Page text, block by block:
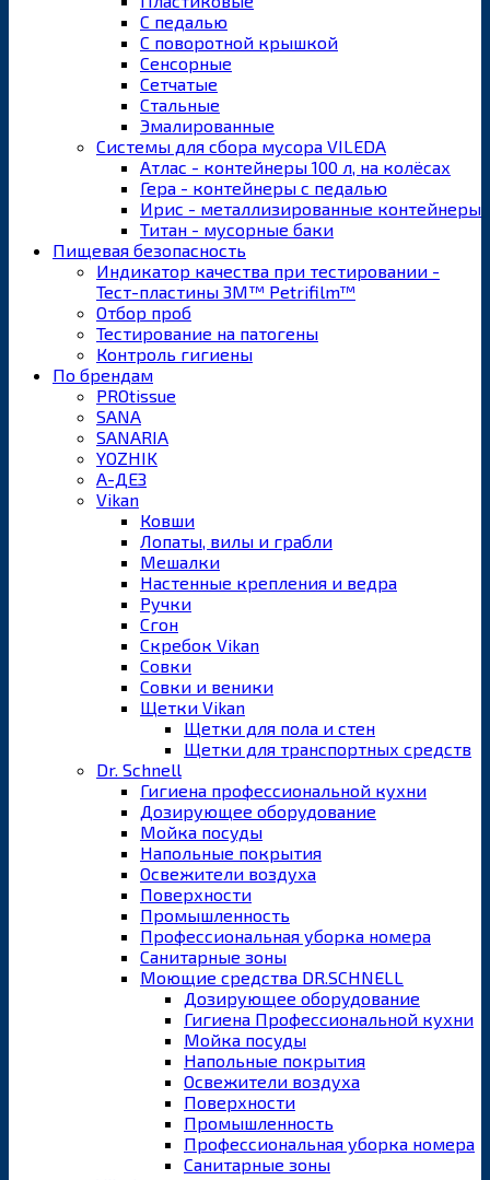
С педалью
С поворотной крышкой
Сенсорные
Сетчатые
Стальные
Эмалированные
Системы для сбора мусора VILEDA
Атлас - контейнеры 100 л, на колёсах
Гера - контейнеры с педалью
Ирис - металлизированные контейнеры
Титан - мусорные баки
Пищевая безопасность
Индикатор качества при тестировании -
Тест-пластины 3M™ Petrifilm™
Отбор проб
Тестирование на патогены
Контроль гигиены
По брендам
PROtissue
SANA
SANARIA
YOZHIK
А-ДЕЗ
Vikan
Ковши
Лопаты, вилы и грабли
Мешалки
Настенные крепления и ведра
Ручки
Сгон
Скребок Vikan
Совки
Совки и веники
Щетки Vikan
Щетки для пола и стен
Щетки для транспортных средств
Dr. Schnell
Гигиена профессиональной кухни
Дозирующее оборудование
Мойка посуды
Напольные покрытия
Освежители воздуха
Поверхности
Промышленность
Профессиональная уборка номера
Санитарные зоны
Моющие средства DR.SCHNELL
Дозирующее оборудование
Гигиена Профессиональной кухни
Мойка посуды
Напольные покрытия
Освежители воздуха
Поверхности
Промышленность
Профессиональная уборка номера
Санитарные зоны